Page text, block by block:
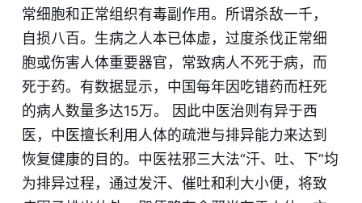
常细胞和正常组织有毒副作用。所谓杀敌一千，
自损八百。生病之人本已体虚，过度杀伐正常细
胞或伤害人体重要器官，常致病人不死于病，而
死于药。有数据显示，中国每年因吃错药而枉死
的病人数量多达15万。 因此中医治则有异于西
医，中医擅长利用人体的疏泄与排异能力来达到
恢复健康的目的。中医祛邪三大法“汗、吐、下”均
为排异过程，通过发汗、催吐和利大小便，将致